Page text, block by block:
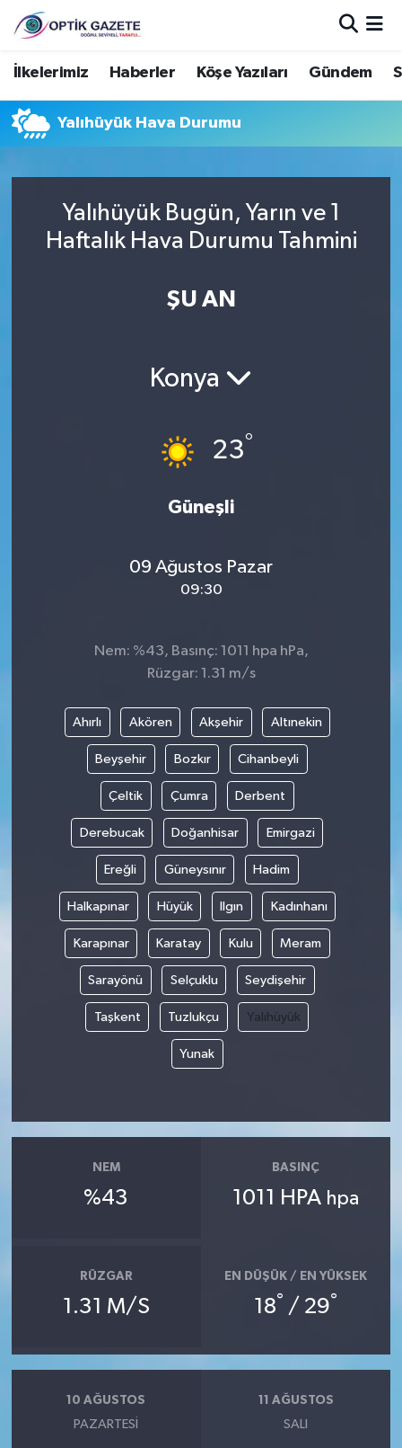
İlkelerimiz Haberler Köşe Yazıları Gündem
Yalıhüyük Hava Durumu
Yalıhüyük Bugün, Yarın ve 1
Haftalık Hava Durumu Tahmini
ŞU AN
Konya
23°
Güneşli
09 Ağustos Pazar
09:30
Nem: %43, Basınç: 1011 hpa hPa,
Rüzgar: 1.31 m/s
Ahırlı Akören Akşehir Altınekin
Beyşehir Bozkır Cihanbeyli
Çeltik Çumra Derbent
Derebucak Doğanhisar Emirgazi
Ereğli Güneysınır Hadim
Halkapınar Hüyük Ilgın Kadınhanı
Karapınar Karatay Kulu Meram
Sarayönü Selçuklu Seydişehir
Taşkent Tuzlukçu Yalıhüyük
Yunak
NEM
%43
BASINÇ
1011 HPA hpa
RÜZGAR
1.31 M/S
EN DÜŞÜK / EN YÜKSEK
18° / 29°
10 AĞUSTOS
PAZARTESI
11 AĞUSTOS
SALI
Nöbetçi Eczaneler
Hava Durumu
Trafik Durumu
Süper Lig Puan Durumu ve Fikstür